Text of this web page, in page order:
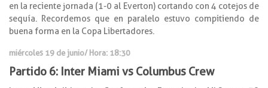
en la reciente jornada (1-0 al Everton) cortando con 4 cotejos de
sequía. Recordemos que en paralelo estuvo compitiendo de
buena forma en la Copa Libertadores.
miércoles 19 de junio/ Hora: 18:30
Partido 6: Inter Miami vs Columbus Crew